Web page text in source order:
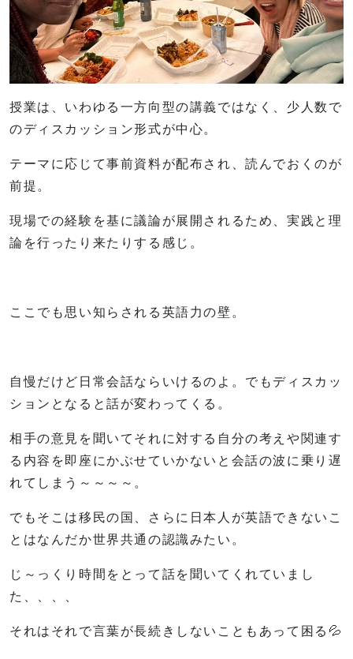
授業は、いわゆる一方向型の講義ではなく、少人数で
のディスカッション形式が中心。
テーマに応じて事前資料が配布され、読んでおくのが
前提。
現場での経験を基に議論が展開されるため、実践と理
論を行ったり来たりする感じ。
ここでも思い知らされる英語力の壁。
自慢だけど日常会話ならいけるのよ。でもディスカッ
ションとなると話が変わってくる。
相手の意見を聞いてそれに対する自分の考えや関連す
る内容を即座にかぶせていかないと会話の波に乗り遅
れてしまう～～～～。
でもそこは移民の国、さらに日本人が英語できないこ
とはなんだか世界共通の認識みたい。
じ～っくり時間をとって話を聞いてくれていまし
た、、、、
それはそれで言葉が長続きしないこともあって困る💦